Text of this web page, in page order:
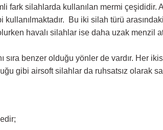
fark silahlarda kullanılan mermi
Bu iki silah türü
havalı silahlar ise daha uzak menzil
sıra benzer olduğu yönler de vardır.
gibi airsoft silahlar da ruhsatsız olarak